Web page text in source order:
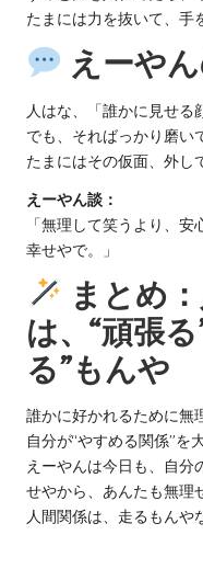
たまには力を抜いて、手
えーや
人はな、「誰かに見せる
でも、そればっかり磨い
たまにはその仮面、外し
えーやん談：
「無理して笑うより、
幸せやで。」
まとめ
は、“頑張
る”もんや
誰かに好かれるために無
自分が“やすめる関係”を
えーやんは今日も、自分
せやから、あんたも無理
人間関係は、走るもんや